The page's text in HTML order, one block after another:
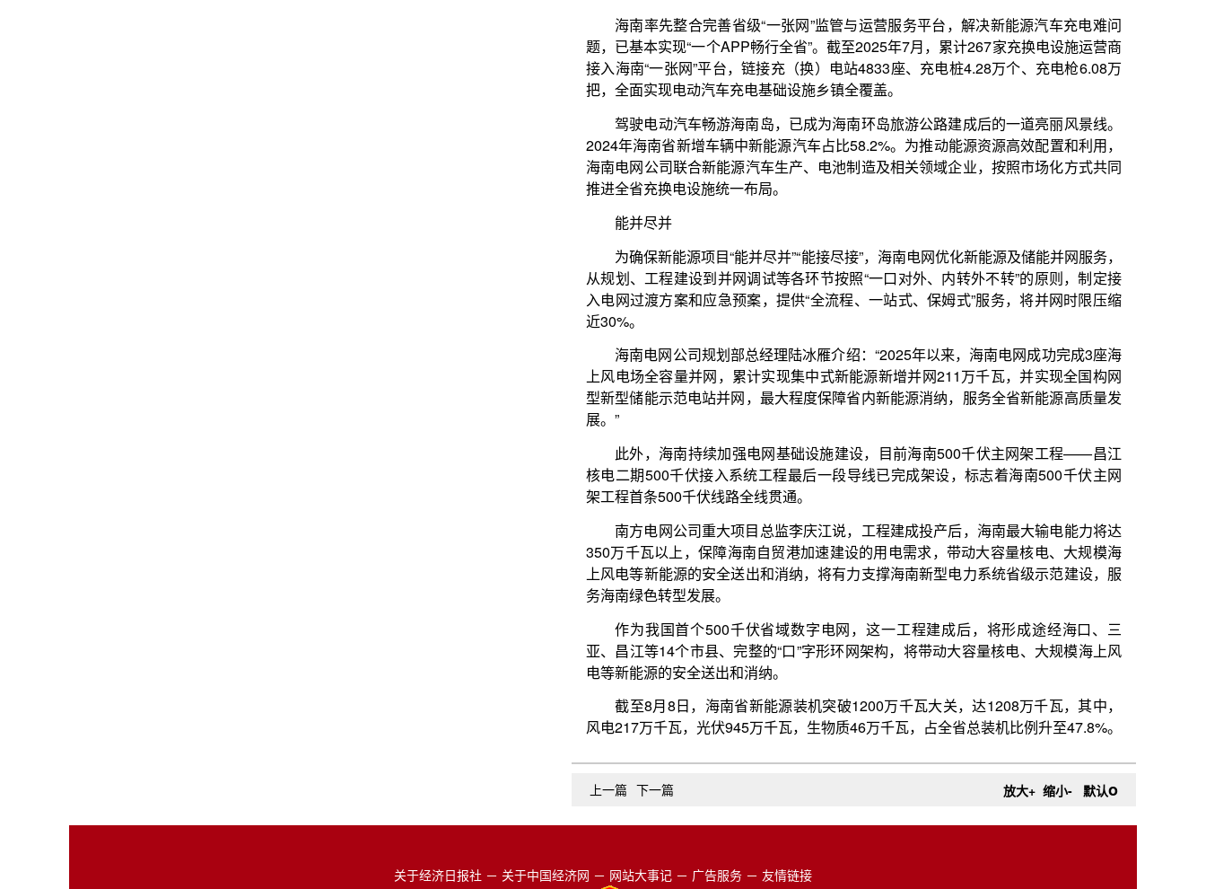
海南电网公司规划部总经理陆冰雁介绍：“2025年以来，海南电网成功完成3座海
上风电场全容量并网，累计实现集中式新能源新增并网211万千瓦，并实现全国构网
型新型储能示范电站并网，最大程度保障省内新能源消纳，服务全省新能源高质量发
此外，海南持续加强电网基础设施建设，目前海南500千伏主网架工程——昌江
核电二期500千伏接入系统工程最后一段导线已完成架设，标志着海南500千伏主网
架工程首条500千伏线路全线贯通。
350万千瓦以上，保障海南自贸港加速建设的用电需求，带动大容量核电、大规模海
上风电等新能源的安全送出和消纳，将有力支撑海南新型电力系统省级示范建设，服
务海南绿色转型发展。
作为我国首个500千伏省域数字电网，这一工程建成后，将形成途经海口、三
亚、昌江等14个市县、完整的“口”字形环网架构，将带动大容量核电、大规模海上风
电等新能源的安全送出和消纳。
截至8月8日，海南省新能源装机突破1200万千瓦大关，达1208万千瓦，其中，
风电217万千瓦，光伏945万千瓦，生物质46万千瓦，占全省总装机比例升至47.8%。
上一篇 下一篇 放大+ 缩小- 默认o
关于经济日报社 － 关于中国经济网 － 网站大事记 － 广告服务 － 友情链接